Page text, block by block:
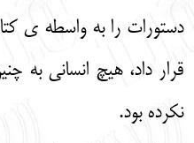
دستورات را به واسطه‌ ی
قرار داد، هیچ انسانی به
نکرده بود.